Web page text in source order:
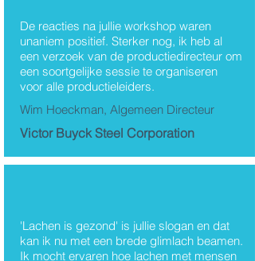
Thema's
Luc Van Imschoot
De reacties na jullie workshop waren
unaniem positief. Sterker nog, ik heb al
een verzoek van de productiedirecteur om
een soortgelijke sessie te organiseren
voor alle productieleiders.
Wim Hoeckman, Algemeen Directeur
Victor Buyck Steel Corporation
'Lachen is gezond' is jullie slogan en dat
kan ik nu met een brede glimlach beamen.
Ik mocht ervaren hoe lachen met mensen